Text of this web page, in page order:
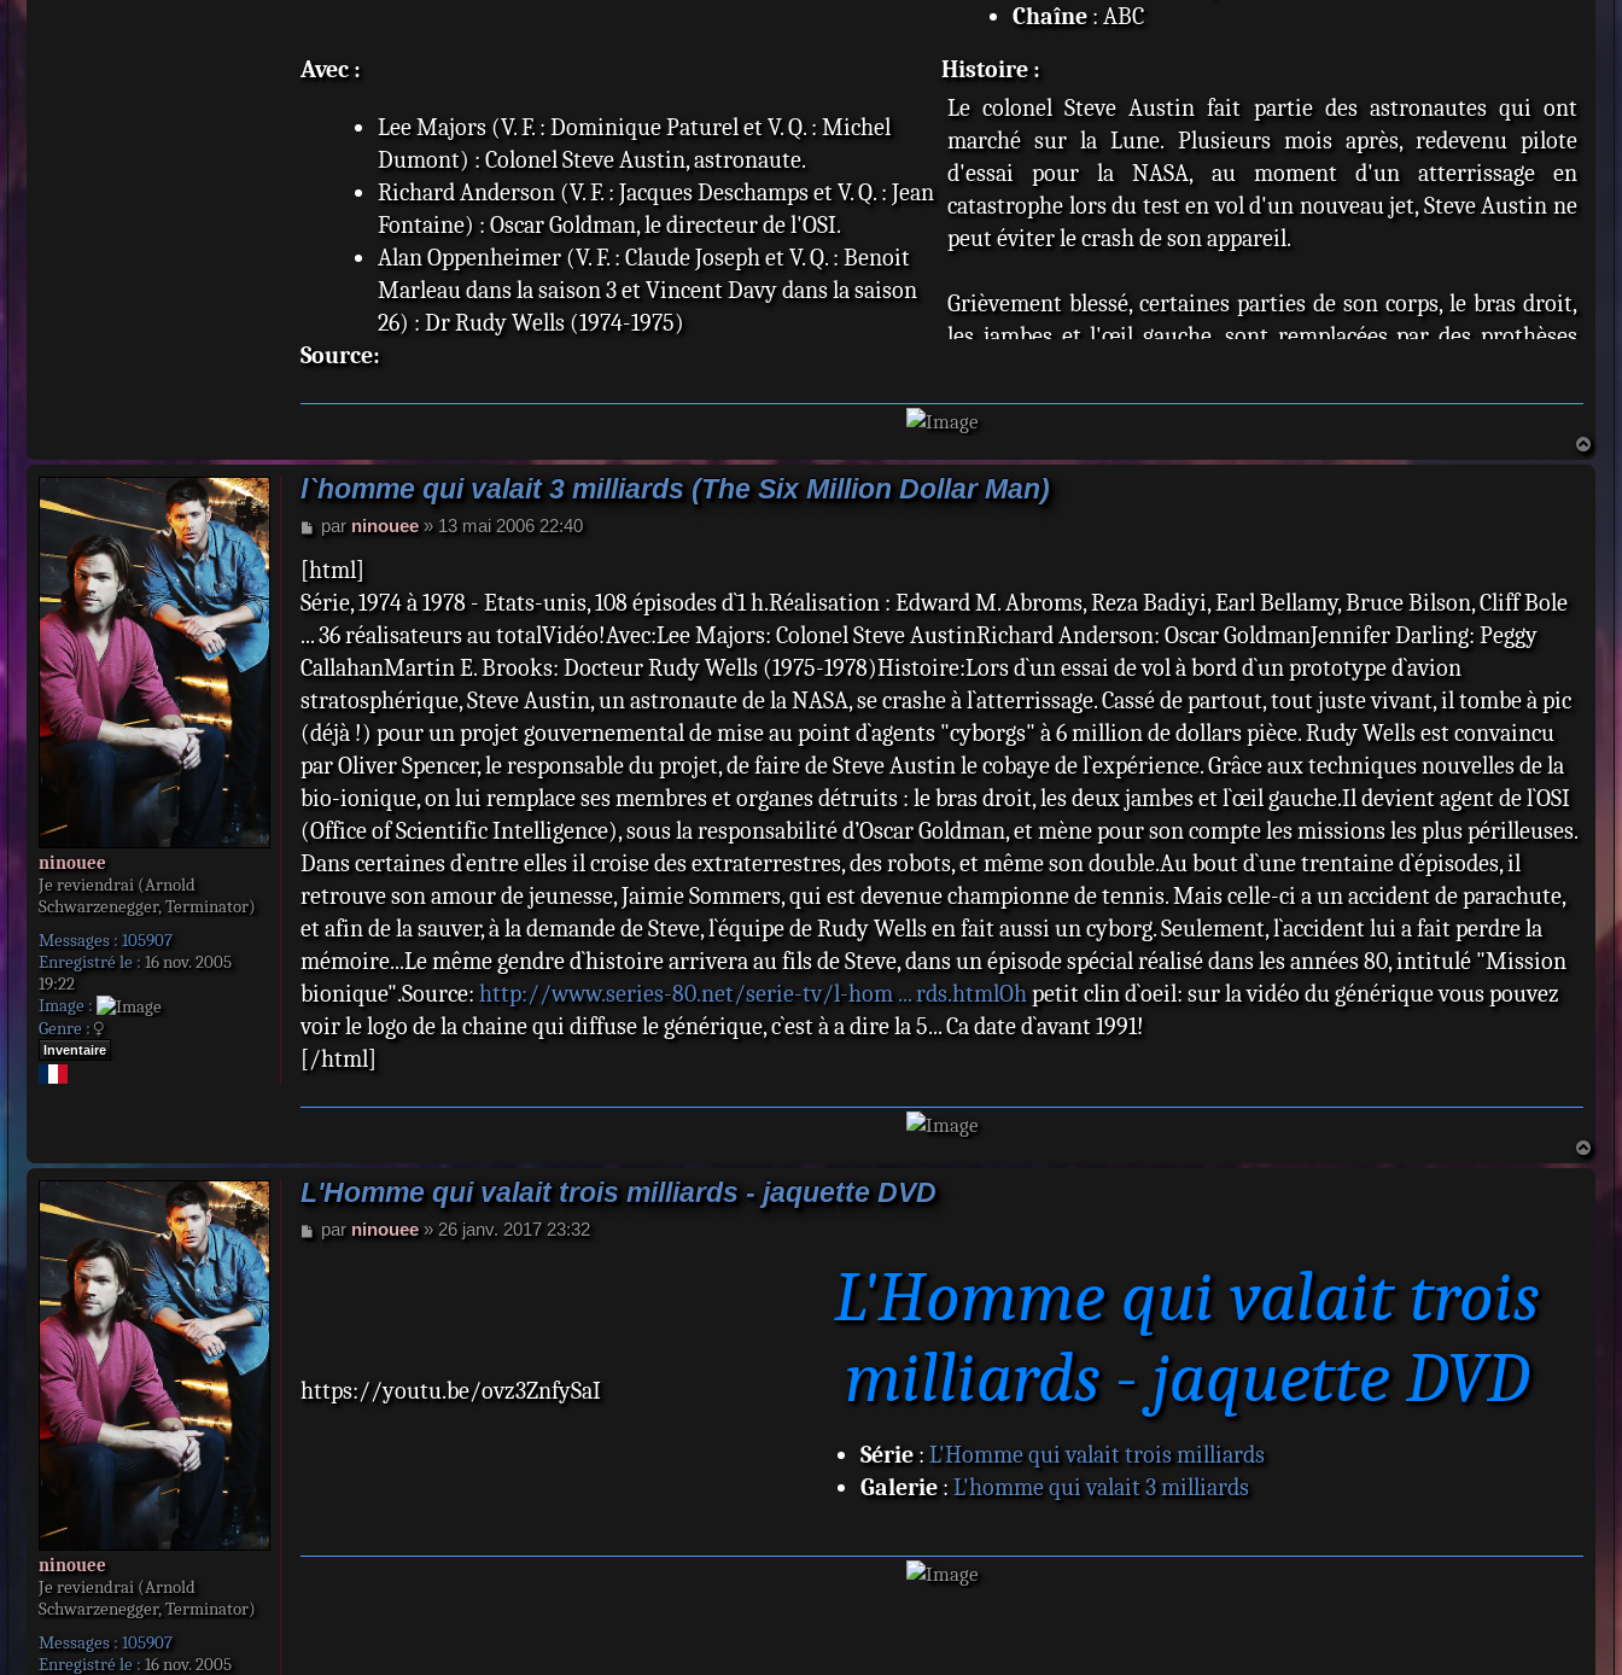
Chaîne: ABC
Avec :
Lee Majors (V. F. : Dominique Paturel et V. Q. : Michel
Dumont) : Colonel Steve Austin, astronaute.
Richard Anderson (V. F. : Jacques Deschamps et V. Q. : Jean
Fontaine) : Oscar Goldman, le directeur de l'OSI.
Alan Oppenheimer (V. F. : Claude Joseph et V. Q. : Benoit
Marleau dans la saison 3 et Vincent Davy dans la saison
26) : Dr Rudy Wells (1974-1975)
Martin E. Brooks (V. F. : Jean Berger et V. Q. : Vincent
Jennifer Darling : Peggy Callahan
Lindsay Wagner (V. F. : Dominique MacAvoy et V. Q. :
Claudine Chatel) : Jaimie Sommers (1975 + des
(1975) / Barney Hiller7, le second homme reconstruit
par le Dr Rudy Wells après Steve Austin.
Farrah Fawcett : Major Kelly Wood, elle a joué dans
quatre épisodes entre 1974 et 1976. Elle était à l'époque
l'une des héroïnes de la série Drôles de dames et l'épouse
de Lee Majors.
Martin Caidin : G.H. Beck dans deux épisodes en 1977.
George Foreman : Marcus Grayson dans le dix-septième
épisode de la saison 2, Le Sosie.
Bernie Hamilton : l'inspecteur de police dans l'épisode
28 de la saison 2.
Chuck Connors : démineur dans l'épisode 3 de la saison 3.
Sonny Bono : John Perry, un chanteur ami de Steve dans
l'épisode 4 de la saison 3.
Shatner, Erik Estrada, John Saxon, Stefanie Powers, Jack
Histoire :
Le colonel Steve Austin fait partie des astronautes qui ont
marché sur la Lune. Plusieurs mois après, redevenu pilote
d'essai pour la NASA, au moment d'un atterrissage en
catastrophe lors du test en vol d'un nouveau jet, Steve Austin ne
peut éviter le crash de son appareil.
Grièvement blessé, certaines parties de son corps, le bras droit,
les jambes et l'œil gauche, sont remplacées par des prothèses
l'époque, soit 3 milliards d'anciens francs, même si cette
monnaie avait disparu 13 ans plus tôt5) qui améliorent
considérablement ses performances. Il peut dès lors courir bien
plus vite, voir bien plus loin, soulever des charges bien plus
Austin devient ainsi un agent secret pour l'OSI (Government
Office of Scientific Information - Bureau gouvernemental de
l'information scientifique) sous la direction d'Oscar Goldman
pour qui il accomplit les missions les plus dangereuses.
Source:
ninouee
Je reviendrai (Arnold
Schwarzenegger, Terminator)
Messages : 105907
Enregistré le : 16 nov. 2005
19:22
Image :
Genre :
Inventaire
l`homme qui valait 3 milliards (The Six Million Dollar Man)
M
s
s
a
g
e
par ninouee» 13 mai 2006 22:40
[html]
Série, 1974 à 1978 - Etats-unis, 108 épisodes d`1 h.Réalisation : Edward M. Abroms, Reza Badiyi, Earl Bellamy, Bruce Bilson, Cliff Bole
... 36 réalisateurs au totalVidéo!Avec:Lee Majors: Colonel Steve AustinRichard Anderson: Oscar GoldmanJennifer Darling: Peggy
CallahanMartin E. Brooks: Docteur Rudy Wells (1975-1978)Histoire:Lors d`un essai de vol à bord d`un prototype d`avion
stratosphérique, Steve Austin, un astronaute de la NASA, se crashe à l`atterrissage. Cassé de partout, tout juste vivant, il tombe à pic
(déjà !) pour un projet gouvernemental de mise au point d`agents "cyborgs" à 6 million de dollars pièce. Rudy Wells est convaincu
par Oliver Spencer, le responsable du projet, de faire de Steve Austin le cobaye de l`expérience. Grâce aux techniques nouvelles de la
bio-ionique, on lui remplace ses membres et organes détruits : le bras droit, les deux jambes et l`œil gauche.Il devient agent de l`OSI
(Office of Scientific Intelligence), sous la responsabilité d’Oscar Goldman, et mène pour son compte les missions les plus périlleuses.
Dans certaines d`entre elles il croise des extraterrestres, des robots, et même son double.Au bout d`une trentaine d`épisodes, il
retrouve son amour de jeunesse, Jaimie Sommers, qui est devenue championne de tennis. Mais celle-ci a un accident de parachute,
et afin de la sauver, à la demande de Steve, l`équipe de Rudy Wells en fait aussi un cyborg. Seulement, l`accident lui a fait perdre la
mémoire...Le même gendre d`histoire arrivera au fils de Steve, dans un épisode spécial réalisé dans les années 80, intitulé "Mission
bionique".Source: http://www.series-80.net/serie-tv/l-hom ... rds.htmlOhpetit clin d`oeil: sur la vidéo du générique vous pouvez
voir le logo de la chaine qui diffuse le générique, c`est à a dire la 5... Ca date d`avant 1991!
[/html]
ninouee
Je reviendrai (Arnold
Schwarzenegger, Terminator)
Messages : 105907
Enregistré le : 16 nov. 2005
L'Homme qui valait trois milliards - jaquette DVD
M
par ninouee» 26 janv. 2017 23:32
https://youtu.be/ovz3ZnfySaI
L'Homme qui valait trois
milliards - jaquette DVD
Série: L'Homme qui valait trois milliards
Galerie : L'homme qui valait 3 milliards